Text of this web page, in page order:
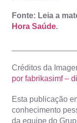
Fonte: Leia a
Hora Saúde.
Créditos da
por fabrikasimf –
Esta publicação
conhecimento
da equipe do